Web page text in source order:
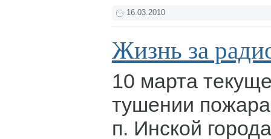
16.03.2010
Жизнь за
10 марта
тушении
п. Инской